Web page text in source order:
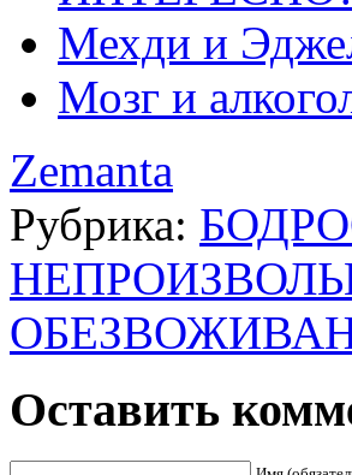
Мехди и
Мозг и
Zemanta
Рубрика:
Оставить